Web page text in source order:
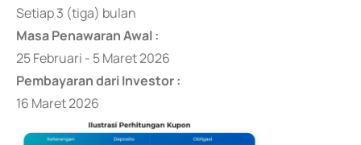
Setiap 3 (tiga) bulan
Masa Penawaran Awal :
25 Februari - 5 Maret 2026
Pembayaran dari Investor :
16 Maret 2026